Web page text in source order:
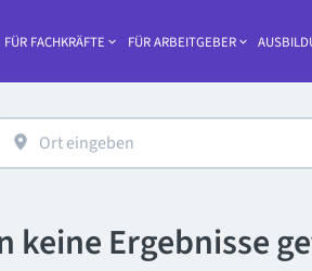
Haupt-
FÜR FACHKRÄFTE FÜR ARBEITGEBER
keine Ergebnisse